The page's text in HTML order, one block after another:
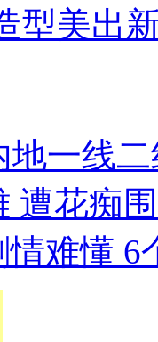
型美出
地一线
遭花痴
难懂 6